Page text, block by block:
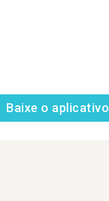
Baixe o aplicativo